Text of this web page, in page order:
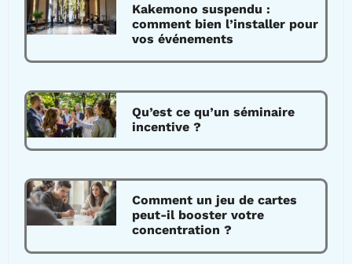
Kakemono suspendu :
comment bien l’installer pour
vos événements
Qu’est ce qu’un séminaire
incentive ?
Comment un jeu de cartes
peut-il booster votre
concentration ?